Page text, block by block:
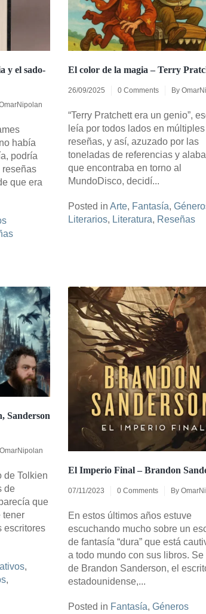
y el sado-
había
podría
reseñas
que era
El color de la magia – Terry
26/09/2025 0 Comments By
“Terry Pratchett era un genio”,
leía por todos lados en múltiples
reseñas, y así, azuzado por las
toneladas de referencias y
que encontraba en torno al
MundoDisco, decidí...
Posted in Arte, Fantasía,
Literarios, Literatura, Reseñas
Sanderson
OmarNipolan
de Tolkien
de
que
tener
escritores
,
,
El Imperio Final – Brandon
07/11/2023 0 Comments By
En estos últimos años estuve
escuchando mucho sobre un
de fantasía “dura” que está
a todo mundo con sus libros. Se
de Brandon Sanderson, el
estadounidense,...
Posted in Fantasía, Géneros